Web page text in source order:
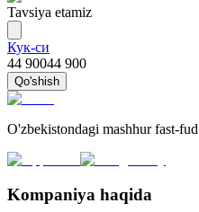
Tavsiya etamiz
Кук-си
44 90044 900
Qo'shish
O'zbekistondagi mashhur fast-
Kompaniya haqida